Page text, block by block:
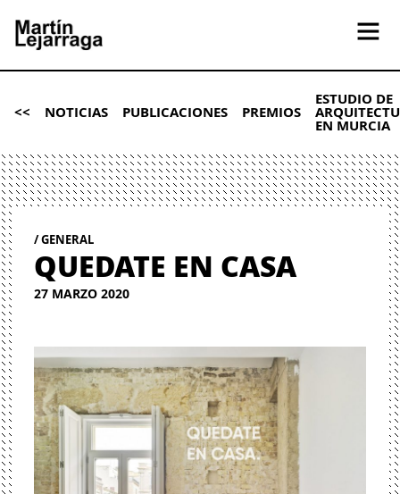
<< NOTICIAS PUBLICACIONES PREMIOS
ESTUDIO DE
EN MURCIA
GENERAL
QUEDATE EN CASA
27 MARZO 2020